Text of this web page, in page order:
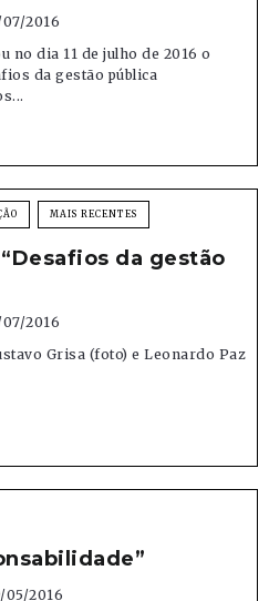
07/2016
dia 11 de julho de 2016 o
da gestão pública
MAIS RECENTES
da gestão
07/2016
Grisa (foto) e Leonardo Paz
05/2016